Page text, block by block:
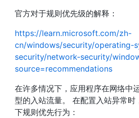
官方对于规则优先级的解释：
https://learn.microsoft.com/zh-
cn/windows/security/operating-
security/network-security/
source=recommendations
在许多情况下，应用程序在网络中
型的入站流量。 在配置入站异常时
下规则优先行为：